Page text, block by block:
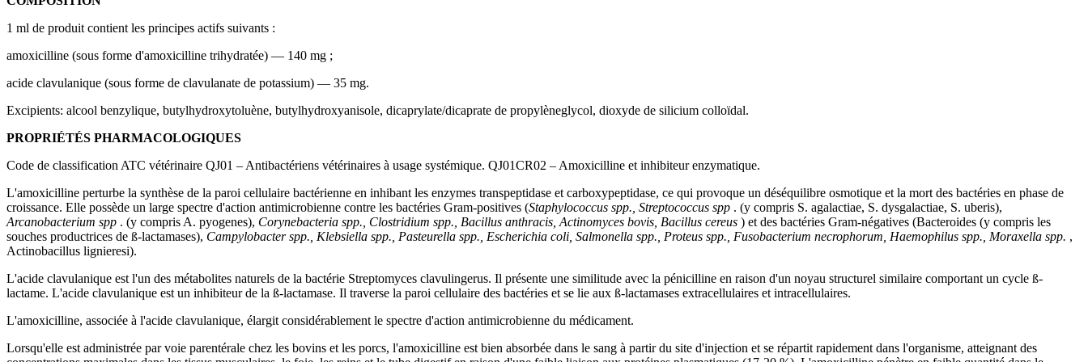
1 ml de produit contient les principes actifs suivants :
amoxicilline (sous forme d'amoxicilline trihydratée) — 140 mg ;
acide clavulanique (sous forme de clavulanate de potassium) — 35 mg.
Excipients: alcool benzylique, butylhydroxytoluène, butylhydroxyanisole, dicaprylate/dicaprate de propylèneglycol, dioxyde de silicium colloïdal.
PROPRIÉTÉS PHARMACOLOGIQUES
Code de classification ATC vétérinaire QJ01 – Antibactériens vétérinaires à usage systémique. QJ01CR02 – Amoxicilline et inhibiteur enzymatique.
L'amoxicilline perturbe la synthèse de la paroi cellulaire bactérienne en inhibant les enzymes transpeptidase et carboxypeptidase, ce qui provoque un déséquilibre osmotique et la mort des bactéries en phase de
croissance. Elle possède un large spectre d'action antimicrobienne contre les bactéries Gram-positives (Staphylococcus spp., Streptococcus spp . (y compris S. agalactiae, S. dysgalactiae, S. uberis),
Arcanobacterium spp . (y compris A. pyogenes), Corynebacteria spp., Clostridium spp., Bacillus anthracis, Actinomyces bovis, Bacillus cereus ) et des bactéries Gram-négatives (Bacteroides (y compris les
souches productrices de ß-lactamases), Campylobacter spp., Klebsiella spp., Pasteurella spp., Escherichia coli, Salmonella spp., Proteus spp., Fusobacterium necrophorum, Haemophilus spp., Moraxella spp. ,
Actinobacillus lignieresi).
L'acide clavulanique est l'un des métabolites naturels de la bactérie Streptomyces clavulingerus. Il présente une similitude avec la pénicilline en raison d'un noyau structurel similaire comportant un cycle ß-
lactame. L'acide clavulanique est un inhibiteur de la ß-lactamase. Il traverse la paroi cellulaire des bactéries et se lie aux ß-lactamases extracellulaires et intracellulaires.
L'amoxicilline, associée à l'acide clavulanique, élargit considérablement le spectre d'action antimicrobienne du médicament.
Lorsqu'elle est administrée par voie parentérale chez les bovins et les porcs, l'amoxicilline est bien absorbée dans le sang à partir du site d'injection et se répartit rapidement dans l'organisme, atteignant des